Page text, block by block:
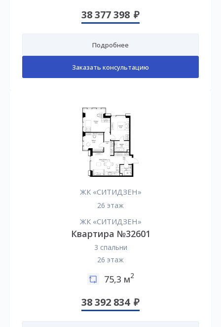
38 377 398
Подробнее
Заказать консультацию
ЖК «СИТИДЗЕН»
26 этаж
ЖК «СИТИДЗЕН»
Квартира №32601
3 спальни
26 этаж
75,3 м2
38 392 834